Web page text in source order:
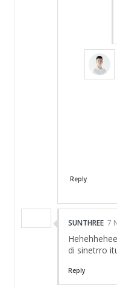
Reply
SUNTHREE 7
di sinetrro
Reply